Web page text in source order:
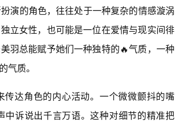
演的角色，往往处于一种复杂的情感漩涡
立女性，也可能是一位在爱情与现实间徘
羽总能赋予她们一种独特的🔥气质，一种
气质。
达角色的内心活动。一个微微颤抖的嘴
诉说出千言万语。这种对细节的精准把